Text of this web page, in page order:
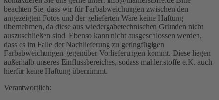
beachten Sie, dass wir für Farbabweichungen zwischen den
angezeigten Fotos und der gelieferten Ware keine Haftung
übernehmen, da diese aus wiedergabetechnischen Gründen nicht
auszuschließen sind. Ebenso kann nicht ausgeschlossen werden,
dass es im Falle der Nachlieferung zu geringfügigen
Farbabweichungen gegenüber Vorlieferungen kommt. Diese liegen
außerhalb unseres Einflussbereiches, sodass mahler.stoffe e.K. auch
hierfür keine Haftung übernimmt.
Verantwortlich: